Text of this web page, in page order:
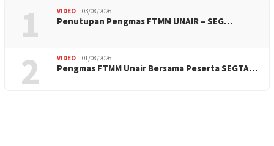
1 VIDEO 03/08/2026
Penutupan Pengmas FTMM UNAIR – SEG…
2 VIDEO 01/08/2026
Pengmas FTMM Unair Bersama Peserta SEGTA…